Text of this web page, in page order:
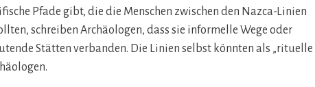
Pfade gibt, die die Menschen zwischen den Nazca-Linien
schreiben Archäologen, dass sie informelle Wege oder
Stätten verbanden. Die Linien selbst könnten als „rituelle